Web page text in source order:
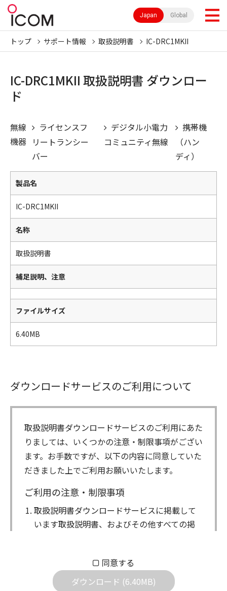
Japan Global
トップ サポート情報 取扱説明書 IC-DRC1MKII
IC-DRC1MKII 取扱説明書 ダウンロー
ド
無線
機器
ライセンスフ
リートランシー
バー
デジタル小電力
コミュニティ無線
携帯機
（ハン
ディ）
製品名
IC-DRC1MKII
名称
取扱説明書
補足説明、注意
ファイルサイズ
6.40MB
ダウンロードサービスのご利用について
取扱説明書ダウンロードサービスのご利用にあた
りましては、いくつかの注意・制限事項がござい
ます。お手数ですが、以下の内容に同意していた
だきました上でご利用お願いいたします。
ご利用の注意・制限事項
取扱説明書ダウンロードサービスに掲載して
います取扱説明書、およびその他すべての掲
属します。ダウンロードした取扱説明書は、
個人が本来の目的でご使用されることは可能
同意する
ダウンロード (6.40MB)